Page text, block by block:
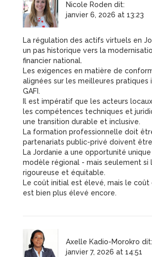
Nicole Roden dit:
janvier 6, 2026 at 13:23
La régulation des actifs virtuels en
un pas historique vers la
financier national.
Les exigences en matière de
alignées sur les meilleures pratiques
GAFI.
Il est impératif que les acteurs
les compétences techniques et
une transition durable et inclusive.
La formation professionnelle doit
partenariats public-privé doivent
La Jordanie a une opportunité
modèle régional - mais seulement si
rigoureuse et équitable.
Le coût initial est élevé, mais le coût
est bien plus élevé encore.
Axelle Kadio-Morokro dit:
janvier 7, 2026 at 14:51